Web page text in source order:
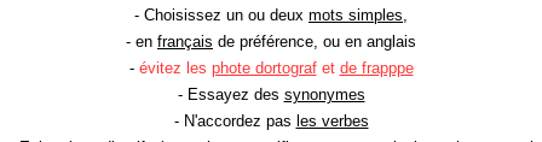
- Choisissez un ou deux mots simples,
- en français de préférence, ou en anglais
- évitez les phote dortografet de frapppe
- Essayez des synonymes
- N'accordez pas les verbes